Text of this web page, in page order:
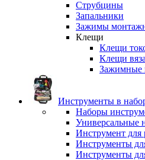
Струбцины
Запальники
Зажимы
Клещи
Клещи
Клещи
Зажимные
Инструменты в
Наборы
Универсальные
Инструмент для
Инструменты
Инструменты